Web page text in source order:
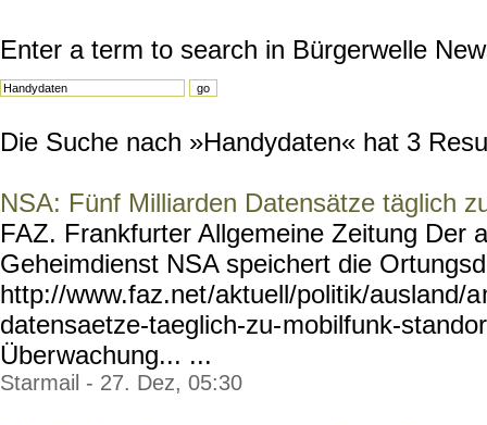
Enter a term to search in Bürgerwelle
Die Suche nach »Handydaten« hat 3
NSA: Fünf Milliarden Datensätze täglich
FAZ. Frankfurter Allgemeine Zeitung Der
Geheimdienst NSA speichert die
http://www.faz.net/aktuell/politik/ausland/a
datensaetze-taeglich-zu-mobilfunk-
Überwachung... ...
Starmail - 27. Dez, 05:30